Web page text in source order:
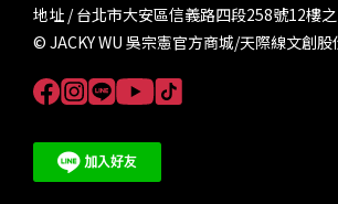
地址 / 台北市大安區信義路四段258號12樓
© JACKY WU 吳宗憲官方商城/天際線文創股